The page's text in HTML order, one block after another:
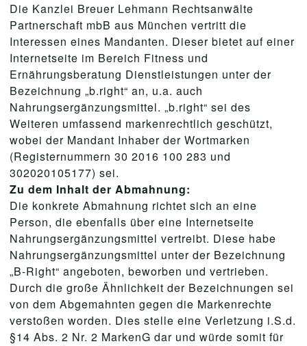
Die Kanzlei Breuer Lehmann Rechtsanwälte
Partnerschaft mbB aus München vertritt die
Interessen eines Mandanten. Dieser bietet auf einer
Internetseite im Bereich Fitness und
Ernährungsberatung Dienstleistungen unter der
Bezeichnung „b.right“ an, u.a. auch
Nahrungsergänzungsmittel. „b.right“ sei des
Weiteren umfassend markenrechtlich geschützt,
wobei der Mandant Inhaber der Wortmarken
(Registernummern 30 2016 100 283 und
302020105177) sei.
Zu dem Inhalt der Abmahnung:
Die konkrete Abmahnung richtet sich an eine
Person, die ebenfalls über eine Internetseite
Nahrungsergänzungsmittel vertreibt. Diese habe
Nahrungsergänzungsmittel unter der Bezeichnung
„B-Right“ angeboten, beworben und vertrieben.
Durch die große Ähnlichkeit der Bezeichnungen sei
von dem Abgemahnten gegen die Markenrechte
verstoßen worden. Dies stelle eine Verletzung i.S.d.
§14 Abs. 2 Nr. 2 MarkenG dar und würde somit für